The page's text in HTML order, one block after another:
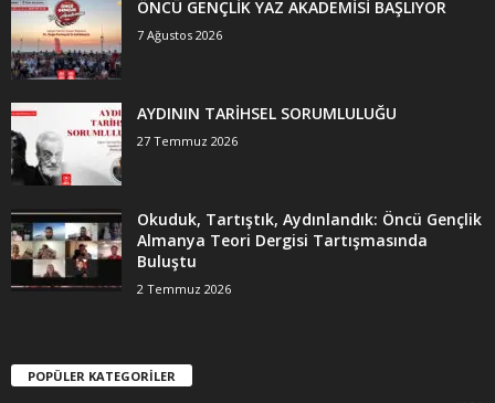
ÖNCÜ GENÇLİK YAZ AKADEMİSİ BAŞLIYOR
7 Ağustos 2026
AYDININ TARİHSEL SORUMLULUĞU
27 Temmuz 2026
Okuduk, Tartıştık, Aydınlandık: Öncü Gençlik
Almanya Teori Dergisi Tartışmasında
Buluştu
2 Temmuz 2026
POPÜLER KATEGORİLER